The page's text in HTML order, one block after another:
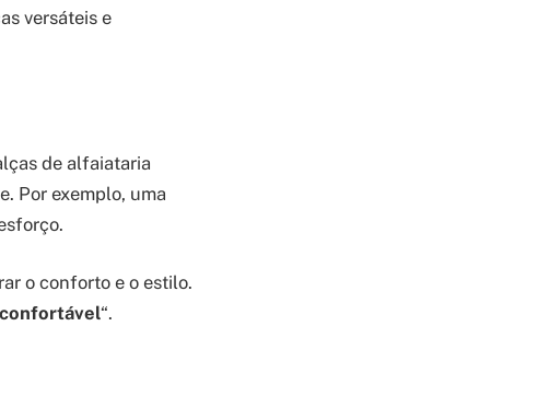
versáteis e
de alfaiataria
Por exemplo, uma
o conforto e o estilo.
“.